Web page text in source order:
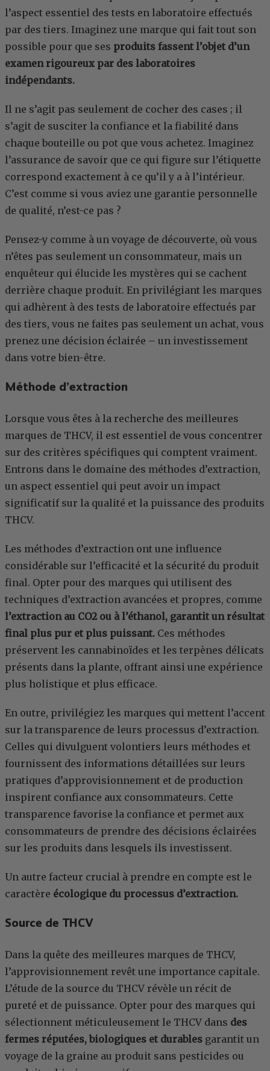
l’aspect essentiel des tests en laboratoire effectués
par des tiers. Imaginez une marque qui fait tout son
possible pour que ses produits fassent l’objet d’un
examen rigoureux par des laboratoires
indépendants.
Il ne s’agit pas seulement de cocher des cases ; il
s’agit de susciter la confiance et la fiabilité dans
chaque bouteille ou pot que vous achetez. Imaginez
l’assurance de savoir que ce qui figure sur l’étiquette
correspond exactement à ce qu’il y a à l’intérieur.
C’est comme si vous aviez une garantie personnelle
de qualité, n’est-ce pas ?
Pensez-y comme à un voyage de découverte, où vous
n’êtes pas seulement un consommateur, mais un
enquêteur qui élucide les mystères qui se cachent
derrière chaque produit. En privilégiant les marques
qui adhèrent à des tests de laboratoire effectués par
des tiers, vous ne faites pas seulement un achat, vous
prenez une décision éclairée – un investissement
dans votre bien-être.
Méthode d’extraction
Lorsque vous êtes à la recherche des meilleures
marques de THCV, il est essentiel de vous concentrer
sur des critères spécifiques qui comptent vraiment.
Entrons dans le domaine des méthodes d’extraction,
un aspect essentiel qui peut avoir un impact
significatif sur la qualité et la puissance des produits
THCV.
Les méthodes d’extraction ont une influence
considérable sur l’efficacité et la sécurité du produit
final. Opter pour des marques qui utilisent des
techniques d’extraction avancées et propres, comme
l’extraction au CO2 ou à l’éthanol, garantit un résultat
final plus pur et plus puissant. Ces méthodes
préservent les cannabinoïdes et les terpènes délicats
présents dans la plante, offrant ainsi une expérience
plus holistique et plus efficace.
En outre, privilégiez les marques qui mettent l’accent
sur la transparence de leurs processus d’extraction.
Celles qui divulguent volontiers leurs méthodes et
fournissent des informations détaillées sur leurs
pratiques d’approvisionnement et de production
inspirent confiance aux consommateurs. Cette
transparence favorise la confiance et permet aux
consommateurs de prendre des décisions éclairées
sur les produits dans lesquels ils investissent.
Un autre facteur crucial à prendre en compte est le
caractère écologique du processus d’extraction.
Source de THCV
Dans la quête des meilleures marques de THCV,
l’approvisionnement revêt une importance capitale.
L’étude de la source du THCV révèle un récit de
pureté et de puissance. Opter pour des marques qui
sélectionnent méticuleusement le THCV dans des
fermes réputées, biologiques et durables garantit un
voyage de la graine au produit sans pesticides ou